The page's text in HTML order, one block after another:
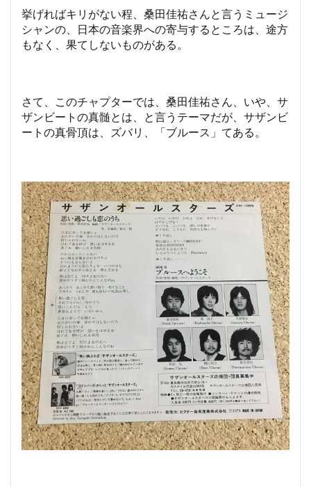
挙げればキリがない程、桑田佳祐さんと言うミュージ
シャンの、日本の音楽界への寄与するところは、途方
もなく、果てしないものがある。
さて、このチャプターでは、桑田佳祐さん、いや、サ
ザンビートの真髄とは、と言うテーマだが、サザンビ
ートの真骨頂は、ズバリ、「ブルース」てある。